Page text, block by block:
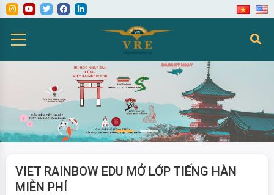
VIET RAINBOW EDU MỞ LỚP TIẾNG HÀN
MIỄN PHÍ